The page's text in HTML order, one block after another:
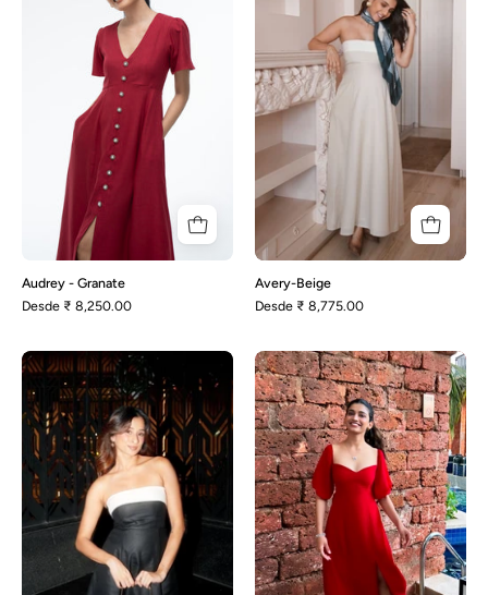
Granate
Audrey - Granate
Desde ₹ 8,250.00
Avery-Beige
Desde ₹ 8,775.00
Avery-
Negro
Bella